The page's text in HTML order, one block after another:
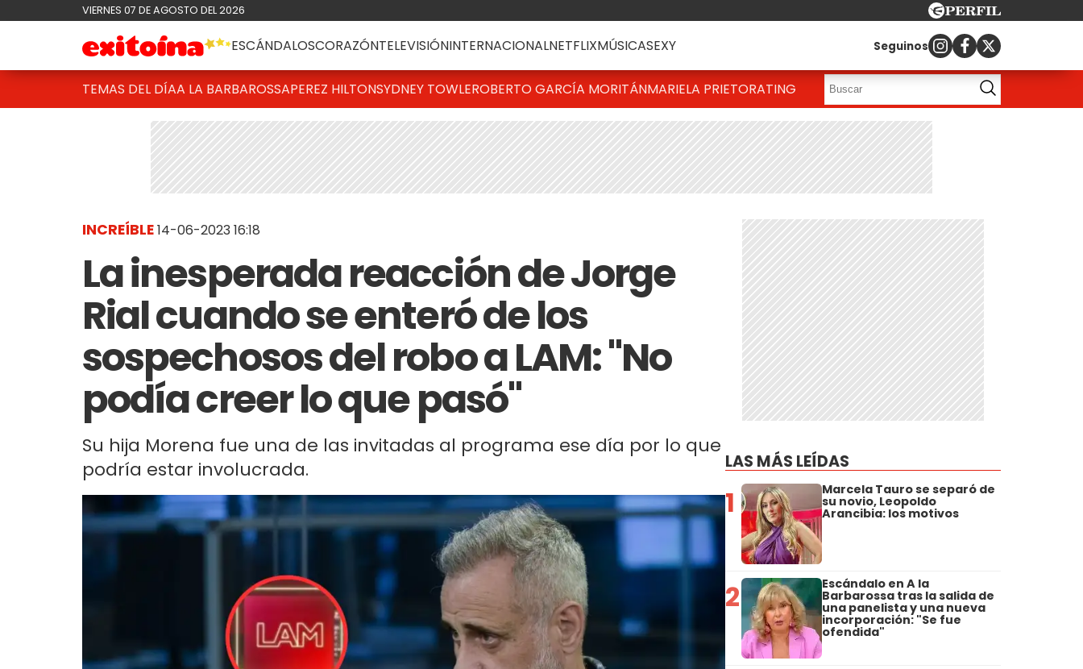
VIERNES 07 DE AGOSTO DEL 2026
ESCÁNDALOSCORAZÓNTELEVISIÓNINTERNACIONALNETFLIXMÚSICASEXY Seguinos
TEMAS DEL DÍAA LA BARBAROSSAPEREZ HILTONSYDNEY TOWLEROBERTO GARCÍA MORITÁNMARIELA PRIETORATING
INCREÍBLE14-06-2023 16:18
La inesperada reacción de Jorge
Rial cuando se enteró de los
sospechosos del robo a LAM: "No
podía creer lo que pasó"
Su hija Morena fue una de las invitadas al programa ese día por lo que
podría estar involucrada.
LAS MÁS LEÍDAS
1 Marcela Tauro se separó de
su novio, Leopoldo
Arancibia: los motivos
2 Escándalo en A la
Barbarossa tras la salida de
una panelista y una nueva
incorporación: "Se fue
ofendida"